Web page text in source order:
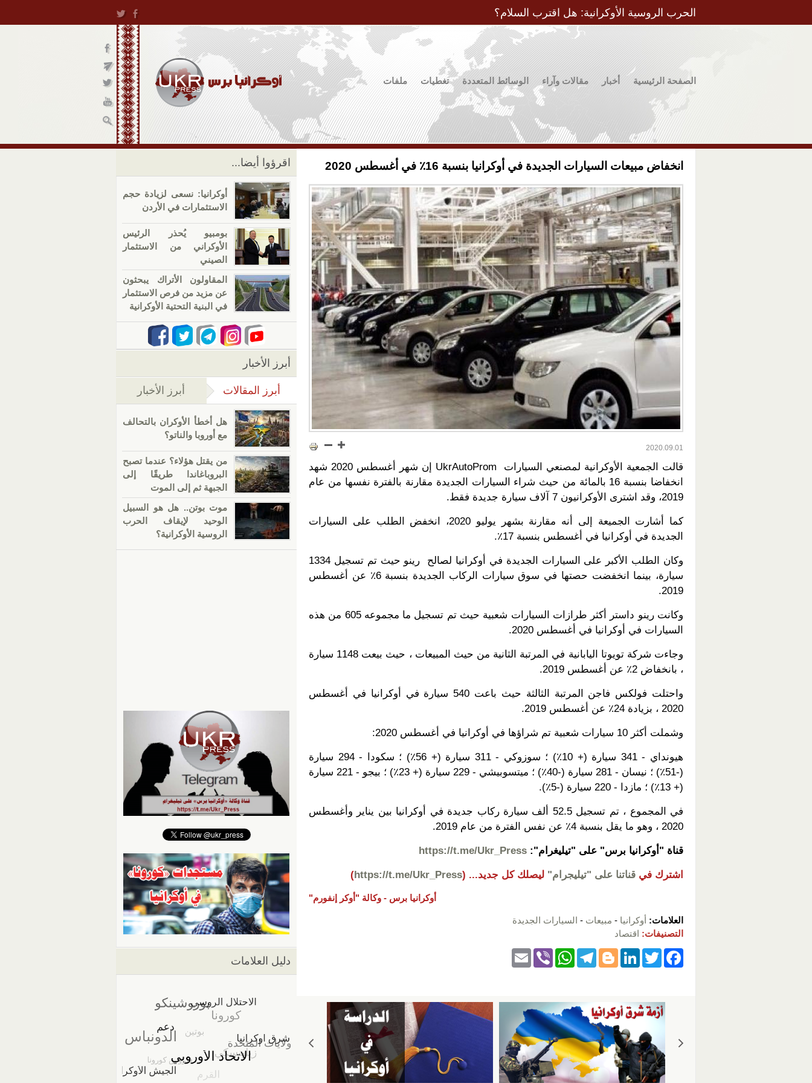
الحرب الروسية الأوكرانية: هل اقترب السلام؟
الصفحة الرئيسية أخبار مقالات وآراء الوسائط المتعددة تغطيات ملفات
انخفاض مبيعات السيارات الجديدة في أوكرانيا بنسبة 16٪ في أغسطس 2020
2020.09.01
قالت الجمعية الأوكرانية لمصنعي السيارات UkrAutoProm إن شهر أغسطس 2020 شهد
انخفاضا بنسبة 16 بالمائة من حيث شراء السيارات الجديدة مقارنة بالفترة نفسها من عام
2019، وقد اشترى الأوكرانيون 7 آلاف سيارة جديدة فقط.
كما أشارت الجميعة إلى أنه مقارنة بشهر يوليو 2020، انخفض الطلب على السيارات
الجديدة في أوكرانيا في أغسطس بنسبة 17٪.
وكان الطلب الأكبر على السيارات الجديدة في أوكرانيا لصالح رينو حيث تم تسجيل 1334
سيارة، بينما انخفضت حصتها في سوق سيارات الركاب الجديدة بنسبة 6٪ عن أغسطس
2019.
وكانت رينو داستر أكثر طرازات السيارات شعبية حيث تم تسجيل ما مجموعه 605 من هذه
السيارات في أوكرانيا في أغسطس 2020.
وجاءت شركة تويوتا اليابانية في المرتبة الثانية من حيث المبيعات ، حيث بيعت 1148 سيارة
، بانخفاض 2٪ عن أغسطس 2019.
واحتلت فولكس فاجن المرتبة الثالثة حيث باعت 540 سيارة في أوكرانيا في أغسطس
2020 ، بزيادة 24٪ عن أغسطس 2019.
وشملت أكثر 10 سيارات شعبية تم شراؤها في أوكرانيا في أغسطس 2020:
هيونداي - 341 سيارة (+ 10٪) ؛ سوزوكي - 311 سيارة (+ 56٪) ؛ سكودا - 294 سيارة
(-51٪) ؛ نيسان - 281 سيارة (-40٪) ؛ ميتسوبيشي - 229 سيارة (+ 23٪) ؛ بيجو - 221 سيارة
(+ 13٪) ؛ مازدا - 220 سيارة (-5٪).
في المجموع ، تم تسجيل 52.5 ألف سيارة ركاب جديدة في أوكرانيا بين يناير وأغسطس
2020 ، وهو ما يقل بنسبة 4٪ عن نفس الفترة من عام 2019.
قناة "أوكرانيا برس" على "تيليغرام": https://t.me/Ukr_Press
اشترك في قناتنا على "تيليجرام" ليصلك كل جديد... (
https://t.me/Ukr_Press
)
أوكرانيا برس - وكالة "أوكر إنفورم"
العلامات: أوكرانيا - مبيعات - السيارات الجديدة
التصنيفات: اقتصاد
F
e
o
o
T
er
Li
e
dI
n
Bl
g
er
T
gr
a
m
W
s
A
p
p
Vi
اقرؤوا أيضا...
أوكرانيا: نسعى لزيادة حجم
الاستثمارات في الأردن
بومبيو يُحذر الرئيس
الأوكراني من الاستثمار
الصيني
المقاولون الأتراك يبحثون
عن مزيد من فرص الاستثمار
في البنية التحتية الأوكرانية
أبرز الأخبار
أبرز المقالات (علامة التبويب النشطة)
أبرز الأخبار
هل أخطأ الأوكران بالتحالف
مع أوروبا والناتو؟
من يقتل هؤلاء؟ عندما تصبح
البروباغاندا طريقًا إلى
الجبهة ثم إلى الموت
موت بوتن.. هل هو السبيل
الوحيد لإيقاف الحرب
الروسية الأوكرانية؟
دليل العلامات